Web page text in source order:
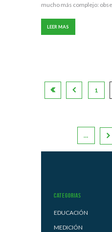
mucho más complejo:
LEER MAS
1
…
Categorias
EDUCACIÓN
MEDICIÓN